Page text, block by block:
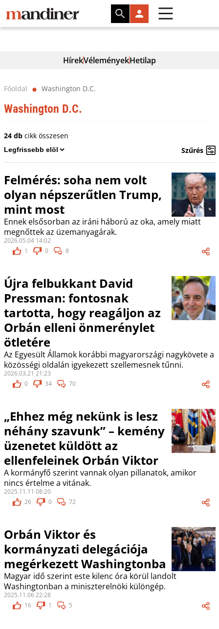
HírekVéleményekHetilap
Főoldal ⬤ Washington D.C.
Washington D.C.
24 dbcikk összesen
Szűrés
Felmérés: soha nem volt
olyan népszerűtlen Trump,
mint most
Ennek elsősorban az iráni háború az oka, amely miatt
megnőttek az üzemanyagárak.
2026.05.04 14:02
1
0 8
Újra felbukkant David
Pressman: fontosnak
tartotta, hogy reagáljon az
Orbán elleni önmerénylet
ötletére
Az Egyesült Államok korábbi magyarországi nagykövete a
közösségi oldalán igyekezett szellemesnek tűnni.
2026.03.21 21:23
0
34 70
„Ehhez még nekünk is lesz
néhány szavunk” – kemény
üzenetet küldött az
ellenfeleinek Orbán Viktor
A kormányfő szerint vannak olyan pillanatok, amikor
nincs értelme a vitának.
2025.11.11 08:20
26
0 72
Orbán Viktor és
kormányzati delegációja
megérkezett Washingtonba
Magyar idő szerint este kilenc óra körül landolt
Washingtonban a miniszterelnöki különgép.
2025.11.06 22:28
16
1 5